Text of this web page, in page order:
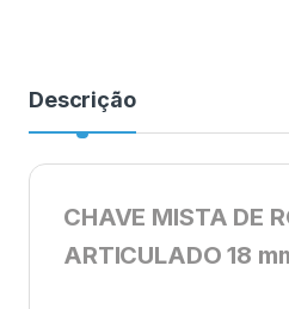
Descrição
CHAVE MISTA DE
ARTICULADO 18